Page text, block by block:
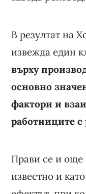
В резултат на
извежда един
върху
основно
фактори и
работниците
Прави се и още
известно и